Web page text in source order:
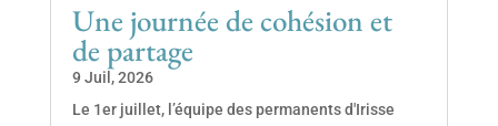
Une journée de cohésion et
de partage
9 Juil, 2026
Le 1er juillet, l’équipe des permanents d'Irisse